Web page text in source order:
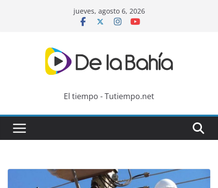
jueves, agosto 6, 2026
El tiempo - Tutiempo.net